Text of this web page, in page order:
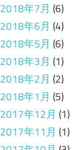
2018年7月 (6)
2018年6月 (4)
2018年5月 (6)
2018年3月 (1)
2018年2月 (2)
2018年1月 (5)
2017年12月 (1)
2017年11月 (1)